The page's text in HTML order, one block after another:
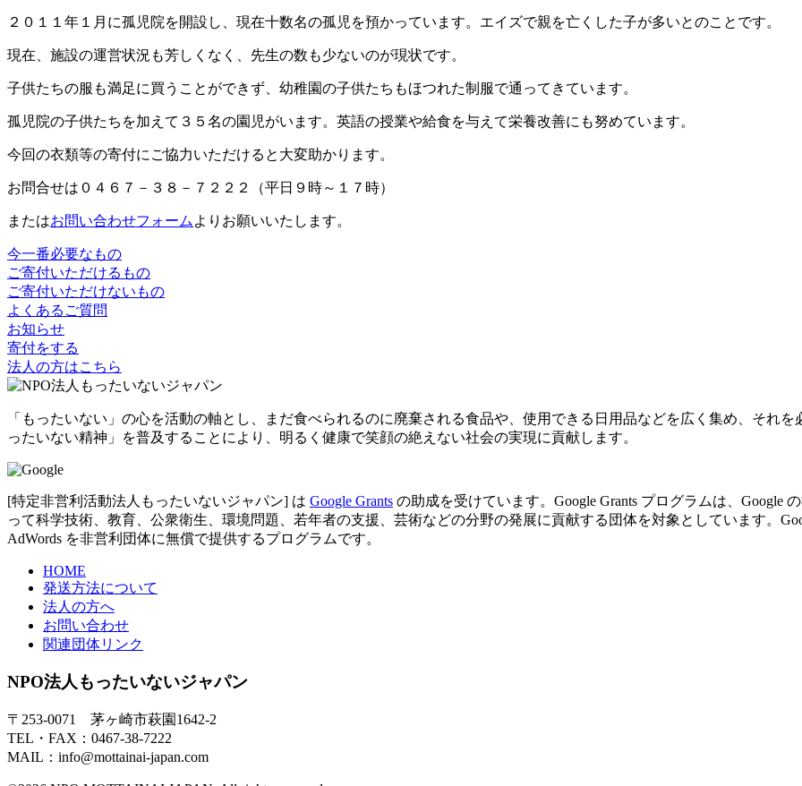
２０１１年１月に孤児院を開設し、現在十数名の孤児を預かっています。エイズで親を亡くした子が多いとのことです。
現在、施設の運営状況も芳しくなく、先生の数も少ないのが現状です。
子供たちの服も満足に買うことができず、幼稚園の子供たちもほつれた制服で通ってきています。
孤児院の子供たちを加えて３５名の園児がいます。英語の授業や給食を与えて栄養改善にも努めています。
今回の衣類等の寄付にご協力いただけると大変助かります。
お問合せは０４６７－３８－７２２２（平日９時～１７時）
またはお問い合わせフォーム よりお願いいたします。
今一番必要なもの
ご寄付いただけるもの
ご寄付いただけないもの
よくあるご質問
お知らせ
寄付をする
法人の方はこちら
「もったいない」の心を活動の軸とし、まだ食べられるのに廃棄される食品や、使用できる日用品などを広く集め、それ
ったいない精神」を普及することにより、明るく健康で笑顔の絶えない社会の実現に貢献します。
[特定非営利活動法人もったいないジャパン] は Google Grants の助成を受けています。Google Grants プログラムは、
って科学技術、教育、公衆衛生、環境問題、若年者の支援、芸術などの分野の発展に貢献する団体を対象としています。
AdWords を非営利団体に無償で提供するプログラムです。
HOME
発送方法について
法人の方へ
お問い合わせ
関連団体リンク
NPO法人もったいないジャパン
〒253-0071 茅ヶ崎市萩園1642-2
TEL・FAX：0467-38-7222
MAIL：info@mottainai-japan.com